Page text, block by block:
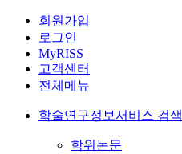
회원가입
로그인
MyRISS
고객센터
전체메뉴
학술연구정보서비스 검색
학위논문